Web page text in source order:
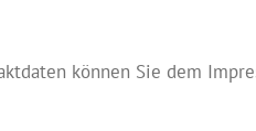
können Sie dem